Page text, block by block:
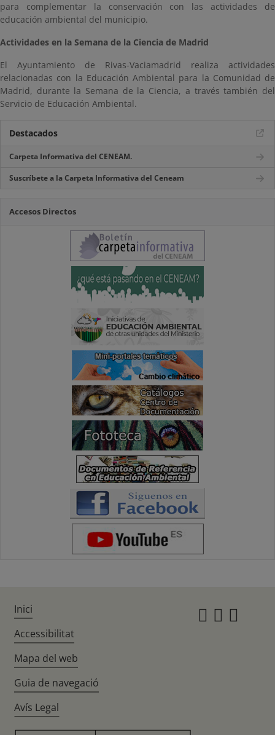
para complementar la conservación con las actividades de
educación ambiental del municipio.
Actividades en la Semana de la Ciencia de Madrid
El Ayuntamiento de Rivas-Vaciamadrid realiza actividades
relacionadas con la Educación Ambiental para la Comunidad de
Madrid, durante la Semana de la Ciencia, a través también del
Servicio de Educación Ambiental.
Destacados
Carpeta Informativa del CENEAM.
Suscríbete a la Carpeta Informativa del Ceneam
Accesos Directos
Inici
Accessibilitat
Mapa del web
Guia de navegació
Avís Legal